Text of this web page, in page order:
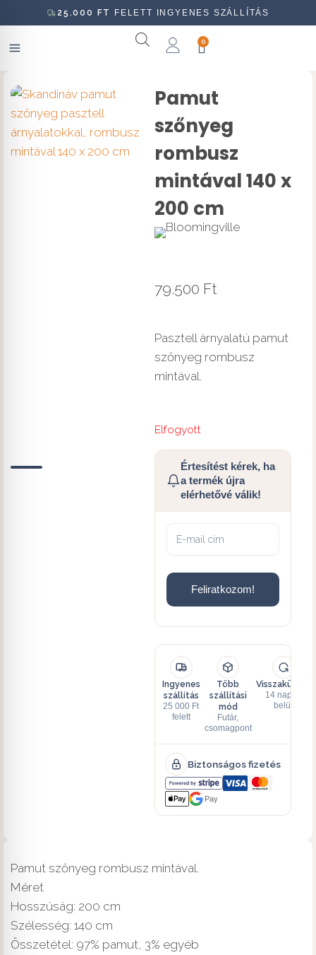
25.000 FT FELETT INGYENES SZÁLLÍTÁS
0
Pamut
szőnyeg
rombusz
mintával 140 x
200 cm
79.500 Ft
Pasztell árnyalatú pamut
szőnyeg rombusz
mintával.
Elfogyott
Értesítést kérek, ha
a termék újra
elérhetővé válik!
Feliratkozom!
Ingyenes
szállítás
25 000 Ft
felett
Több
szállítási
mód
Futár,
csomagpont
Visszaküldés
14 napon
belül
Biztonságos fizetés
Pay
Pamut szőnyeg rombusz mintával.
Méret
Hosszúság: 200 cm
Szélesség: 140 cm
Összetétel: 97% pamut, 3% egyéb